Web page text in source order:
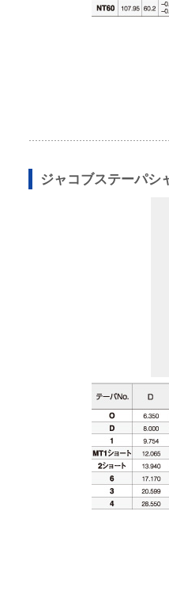
ジャコブステーパシ